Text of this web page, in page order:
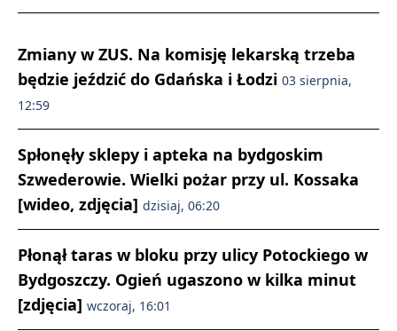
Zmiany w ZUS. Na komisję lekarską trzeba
będzie jeździć do Gdańska i Łodzi 03 sierpnia,
12:59
Spłonęły sklepy i apteka na bydgoskim
Szwederowie. Wielki pożar przy ul. Kossaka
[wideo, zdjęcia] dzisiaj, 06:20
Płonął taras w bloku przy ulicy Potockiego w
Bydgoszczy. Ogień ugaszono w kilka minut
[zdjęcia] wczoraj, 16:01